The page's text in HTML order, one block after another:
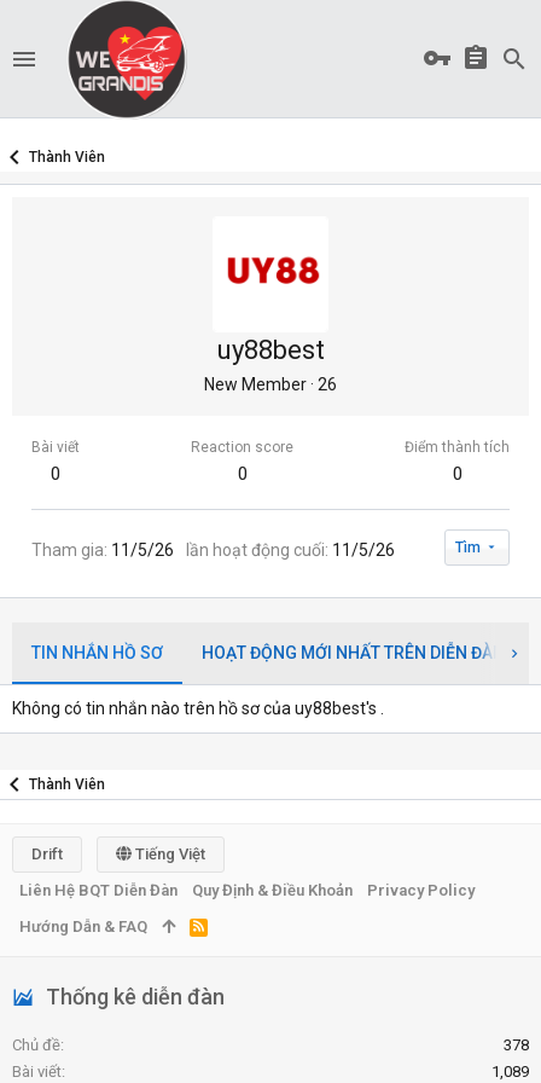
Thành Viên
uy88best
New Member· 26
Bài viết
0
Reaction score
0
Điểm thành tích
0
Tham gia 11/5/26 lần hoạt động cuối 11/5/26 Tìm
TIN NHẮN HỒ SƠ HOẠT ĐỘNG MỚI NHẤT TRÊN DIỄN ĐÀN
Không có tin nhắn nào trên hồ sơ của uy88best's .
Thành Viên
Thống kê diễn đàn
Chủ đề
378
Bài viết
1,089
Drift
Tiếng Việt
Liên Hệ BQT Diễn Đàn
Quy Định & Điều Khoản
Privacy Policy
Hướng Dẫn & FAQ
R
S